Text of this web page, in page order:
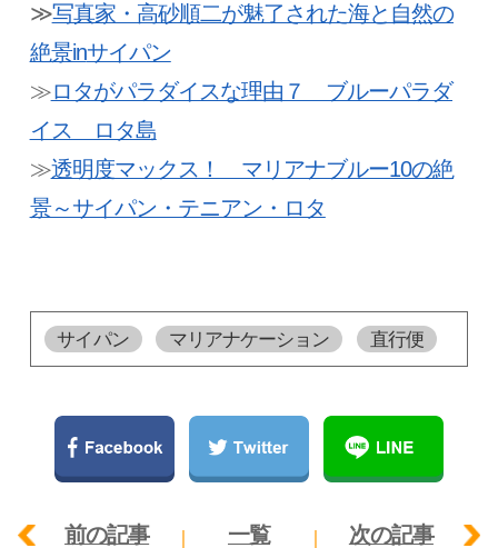
≫写真家・高砂順二が魅了された海と自然の
絶景inサイパン
≫ロタがパラダイスな理由７ ブルーパラダ
イス ロタ島
≫透明度マックス！ マリアナブルー10の絶
景～サイパン・テニアン・ロタ
サイパン マリアナケーション 直行便
前の記事 一覧 次の記事